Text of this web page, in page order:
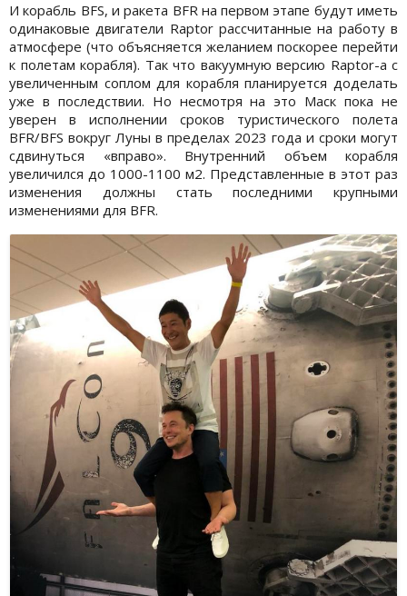
И корабль BFS, и ракета BFR на первом этапе будут иметь
одинаковые двигатели Raptor рассчитанные на работу в
атмосфере (что объясняется желанием поскорее перейти
к полетам корабля). Так что вакуумную версию Raptor-а с
увеличенным соплом для корабля планируется доделать
уже в последствии. Но несмотря на это Маск пока не
уверен в исполнении сроков туристического полета
BFR/BFS вокруг Луны в пределах 2023 года и сроки могут
сдвинуться «вправо». Внутренний объем корабля
увеличился до 1000-1100 м2. Представленные в этот раз
изменения должны стать последними крупными
изменениями для BFR.